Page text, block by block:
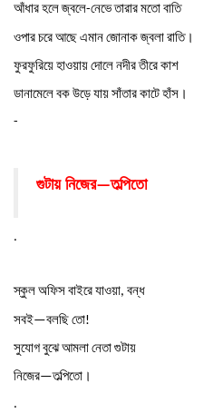
আঁধারহলেজ্বলে-নেভেতারারমতোবাতি
ওপারচরেআছেএমানজোনাকজ্বলারাতি।
ফুরফুরিয়েহাওয়ায়দোলেনদীরতীরেকাশ
ডানামেলেবকউড়েযায়সাঁতারকাটেহাঁস।
-
গুটায় নিজের—তল্পিতো
.
স্কুলঅফিসবাইরেযাওয়া, বন্ধ
সবই—বলছিতো!
সুযোগবুঝেআমলানেতাগুটায়
নিজের—তল্পিতো।
.